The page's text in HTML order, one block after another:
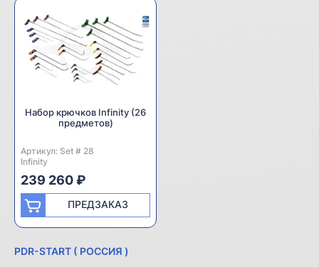
Набор крючков Infinity (26
предметов)
Артикул: Set # 28
Производитель:
Infinity
239 260 ₽
ПРЕДЗАКАЗ
PDR-START ( РОССИЯ )